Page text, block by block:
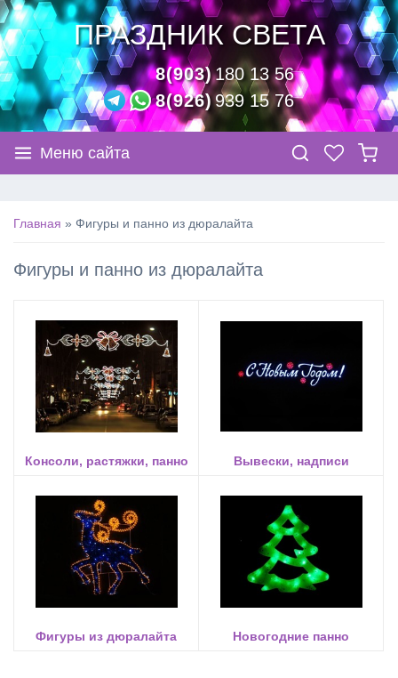
ПРАЗДНИК СВЕТА
8(903)180 13 56
8(926)939 15 76
Меню сайта
Главная » Фигуры и панно из дюралайта
Фигуры и панно из дюралайта
Консоли, растяжки, панно Вывески, надписи
Фигуры из дюралайта Новогодние панно